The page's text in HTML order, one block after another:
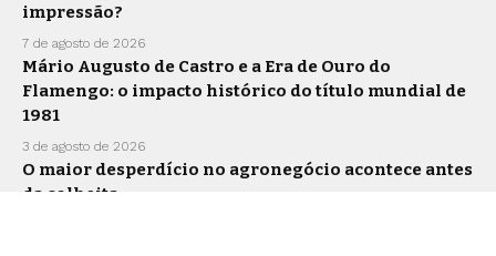
impressão?
7 de agosto de 2026
Mário Augusto de Castro e a Era de Ouro do
Flamengo: o impacto histórico do título mundial de
1981
3 de agosto de 2026
O maior desperdício no agronegócio acontece antes
da colheita